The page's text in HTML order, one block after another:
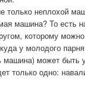
только неплохой
машина? То есть
которому
у молодого
может быть
только одно: